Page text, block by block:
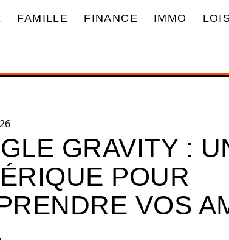
FAMILLE FINANCE IMMO
GRAVITY :
POUR
VOS